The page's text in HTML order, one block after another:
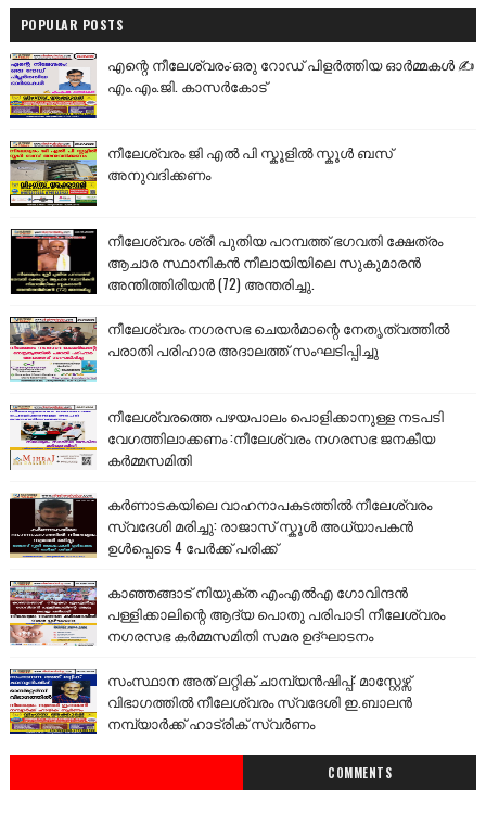
POPULAR POSTS
എന്റെ നീലേശ്വരം:ഒരു റോഡ് പിളർത്തിയ ഓർമ്മകൾ ✍️
എം.എം.ജി. കാസർകോട്
നീലേശ്വരം ജി എൽ പി സ്കൂളിൽ സ്കൂൾ ബസ്
അനുവദിക്കണം
നീലേശ്വരം ശ്രീ പുതിയ പറമ്പത്ത് ഭഗവതി ക്ഷേത്രം
ആചാര സ്ഥാനികൻ നീലായിയിലെ സുകുമാരൻ
അന്തിത്തിരിയൻ (72) അന്തരിച്ചു.
നീലേശ്വരം നഗരസഭ ചെയർമാന്റെ നേതൃത്വത്തിൽ
പരാതി പരിഹാര അദാലത്ത് സംഘടിപ്പിച്ചു
നീലേശ്വരത്തെ പഴയപാലം പൊളിക്കാനുള്ള നടപടി
വേഗത്തിലാക്കണം :നീലേശ്വരം നഗരസഭ ജനകീയ
കർമ്മസമിതി
കർണാടകയിലെ വാഹനാപകടത്തിൽ നീലേശ്വരം
സ്വദേശി മരിച്ചു: രാജാസ് സ്കൂൾ അധ്യാപകൻ
ഉൾപ്പെടെ 4 പേർക്ക് പരിക്ക്
കാഞ്ഞങ്ങാട് നിയുക്ത എംഎൽഎ ഗോവിന്ദൻ
പള്ളിക്കാലിന്റെ ആദ്യ പൊതു പരിപാടി നീലേശ്വരം
നഗരസഭ കർമ്മസമിതി സമര ഉദ്ഘാടനം
സംസ്ഥാന അത് ലറ്റിക് ചാമ്പ്യൻഷിപ്പ്: മാസ്റ്റേഴ്സ്
വിഭാഗത്തിൽ നീലേശ്വരം സ്വദേശി ഇ.ബാലൻ
നമ്പ്യാർക്ക് ഹാട്രിക് സ്വർണം
COMMENTS